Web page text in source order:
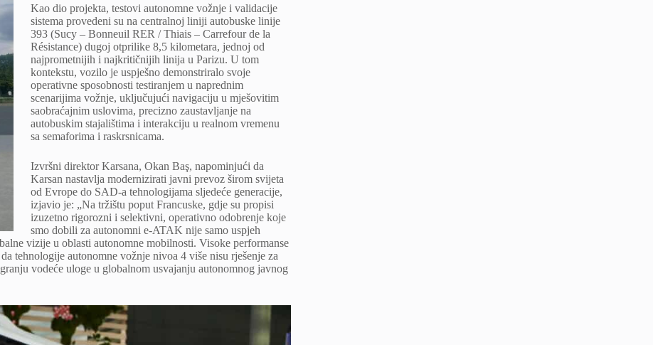
Kao dio projekta, testovi autonomne vožnje i validacije
sistema provedeni su na centralnoj liniji autobuske linije
393 (Sucy – Bonneuil RER / Thiais – Carrefour de la
Résistance) dugoj otprilike 8,5 kilometara, jednoj od
najprometnijih i najkritičnijih linija u Parizu. U tom
kontekstu, vozilo je uspješno demonstriralo svoje
operativne sposobnosti testiranjem u naprednim
scenarijima vožnje, uključujući navigaciju u mješovitim
saobraćajnim uslovima, precizno zaustavljanje na
autobuskim stajalištima i interakciju u realnom vremenu
sa semaforima i raskrsnicama.
Izvršni direktor Karsana, Okan Baş, napominjući da
Karsan nastavlja modernizirati javni prevoz širom svijeta
od Evrope do SAD-a tehnologijama sljedeće generacije,
izjavio je: „Na tržištu poput Francuske, gdje su propisi
izuzetno rigorozni i selektivni, operativno odobrenje koje
smo dobili za autonomni e-ATAK nije samo uspjeh
vizije u oblasti autonomne mobilnosti. Visoke performanse
tehnologije autonomne vožnje nivoa 4 više nisu rješenje za
vodeće uloge u globalnom usvajanju autonomnog javnog